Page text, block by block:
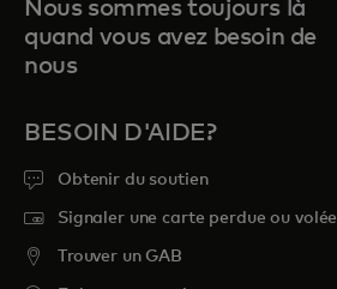
Nous sommes toujours là
quand vous avez besoin de
nous
BESOIN D'AIDE?
Obtenir du soutien
Signaler une carte perdue ou volée
Trouver un GAB